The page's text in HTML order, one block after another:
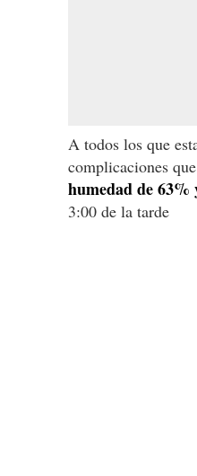
A todos los que
complicaciones
humedad de
3:00 de la tarde